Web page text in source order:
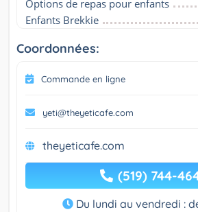
Options de repas pour enfants
Enfants Brekkie
Coordonnées:
Commande en ligne
yeti@theyeticafe.com
theyeticafe.com
(519) 744-
Du lundi au vendredi :